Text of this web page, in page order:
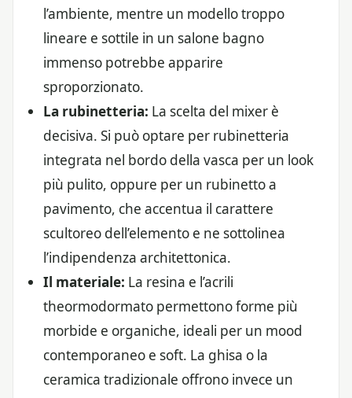
l’ambiente, mentre un modello troppo
lineare e sottile in un salone bagno
immenso potrebbe apparire
sproporzionato.
La rubinetteria: La scelta del mixer è
decisiva. Si può optare per rubinetteria
integrata nel bordo della vasca per un look
più pulito, oppure per un rubinetto a
pavimento, che accentua il carattere
scultoreo dell’elemento e ne sottolinea
l’indipendenza architettonica.
Il materiale: La resina e l’acrili
theormodormato permettono forme più
morbide e organiche, ideali per un mood
contemporaneo e soft. La ghisa o la
ceramica tradizionale offrono invece un